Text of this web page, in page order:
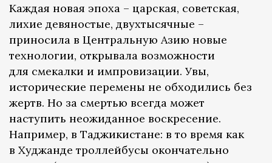
Каждая новая эпоха – царская, советская,
лихие девяностые, двухтысячные –
приносила в Центральную Азию новые
технологии, открывала возможности
для смекалки и импровизации. Увы,
исторические перемены не обходились без
жертв. Но за смертью всегда может
наступить неожиданное воскресение.
Например, в Таджикистане: в то время как
в Худжанде троллейбусы окончательно